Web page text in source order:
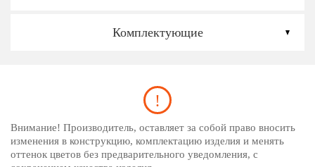
Комплектующие
Внимание! Производитель, оставляет за собой право вносить
изменения в конструкцию, комплектацию изделия и менять
оттенок цветов без предварительного уведомления, с